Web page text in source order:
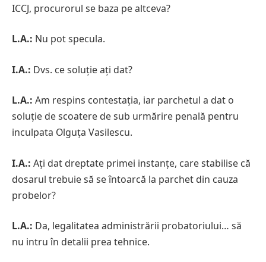
ICCJ, procurorul se baza pe altceva?
L.A.: Nu pot specula.
I.A.: Dvs. ce soluție ați dat?
L.A.: Am respins contestația, iar parchetul a dat o
soluție de scoatere de sub urmărire penală pentru
inculpata Olguța Vasilescu.
I.A.: Ați dat dreptate primei instanțe, care stabilise că
dosarul trebuie să se întoarcă la parchet din cauza
probelor?
L.A.: Da, legalitatea administrării probatoriului… să
nu intru în detalii prea tehnice.